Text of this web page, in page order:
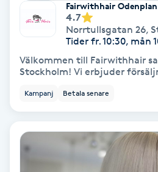
MicroPen
Microshading
Mixfransar
Fairwithhair Odenplan
4.7
Norrtullsgatan 26,
Tider fr. 10:30, mån
Välkommen till Fairwithhair
Stockholm! Vi erbjuder
Kampanj Betala senare